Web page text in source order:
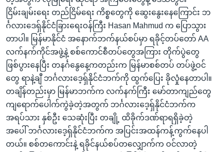
ငြိမ်းချမ်းရေး တည်ငြိမ်ရေး ကိစ္စတွေကို ဆွေးနွေးနေကြောင်း ဘ
င်္ဂလားဒေရှ်နိုင်ငံခြားရေးဝန်ကြီး Hasan Mahmud က ပြောသွား
တာပါ။ မြန်မာနိုင်ငံ အနောက်ဘက်နယ်စပ်မှာ ရခိုင့်တပ်တော် AA
လက်နက်ကိုင်အဖွဲ့နဲ့ စစ်ကောင်စီတပ်တွေအကြား တိုက်ပွဲတွေ
ဖြစ်ပွားနေပြီး တနင်္ဂနွေနေ့ကတည်းက မြန်မာစစ်တပ် တပ်ဖွဲ့ဝင်
တွေ ရာနဲ့ချီ ဘင်္ဂလားဒေ့ရှ်နိုင်ငံဘက်ကို ထွက်ပြေး ခိုလှုံနေတာပါ။
တချိန်တည်းမှာ မြန်မာဘက်က လက်နက်ကြီး မော်တာကျည်တွေ
ကျရောက်ပေါက်ကွဲခဲ့တဲ့အတွက် ဘင်္ဂလားဒေ့ရှ်နိုင်ငံဘက်က
အရပ်သား နှစ်ဦး သေဆုံးပြီး တချို့ ထိခိုက်ဒဏ်ရာရရှိခဲ့တဲ့
အပေါ် ဘင်္ဂလားဒေ့ရှ်နိုင်ငံဘက်က အပြင်းအထန်ကန့်ကွက်နေပါ
တယ်။ စစ်တကောင်းနဲ့ ရခိုင်နယ်စပ်တလျှောက်က ဝင်လာတဲ့